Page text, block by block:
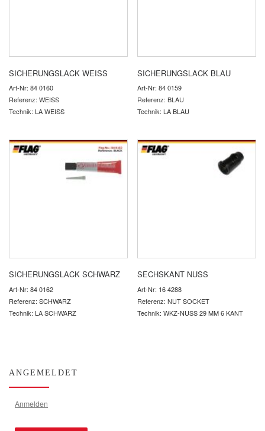
SICHERUNGSLACK WEISS
Art-Nr: 84 0160
Referenz: WEISS
Technik: LA WEISS
SICHERUNGSLACK BLAU
Art-Nr: 84 0159
Referenz: BLAU
Technik: LA BLAU
SICHERUNGSLACK SCHWARZ
Art-Nr: 84 0162
Referenz: SCHWARZ
Technik: LA SCHWARZ
SECHSKANT NUSS
Art-Nr: 16 4288
Referenz: NUT SOCKET
Technik: WKZ-NUSS 29 MM 6 KANT
ANGEMELDET
Anmelden